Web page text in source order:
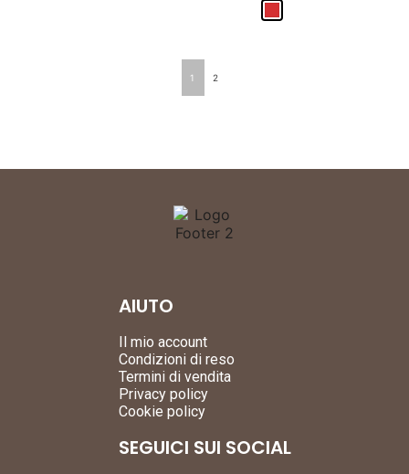
1 2
SEGUICI SUI SOCIAL
AIUTO
Il mio account
Condizioni di reso
Termini di vendita
Privacy policy
Cookie policy